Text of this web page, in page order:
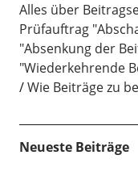
Alles über
Prüfauftrag
"Absenkung der
"Wiederkehrende
Wie Beiträge zu
Neueste Beiträge